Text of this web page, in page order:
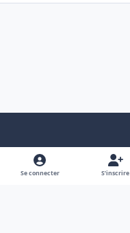
Light ModeDark ModeSystem Preference
Se connecter S’inscrire